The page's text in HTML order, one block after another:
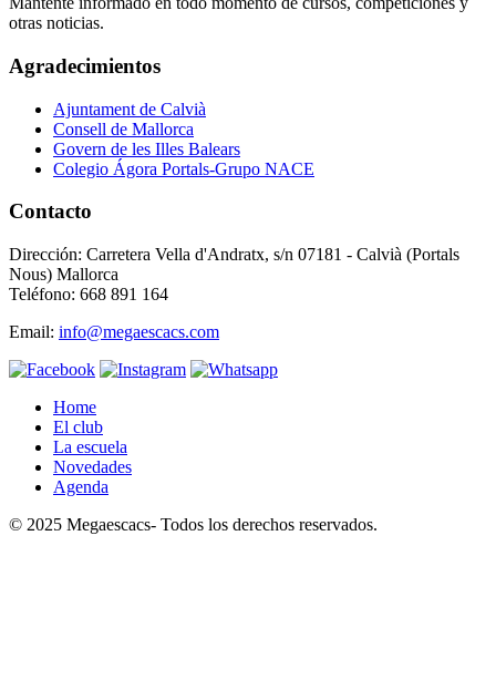
otras noticias.
Agradecimientos
Ajuntament de Calvià
Consell de Mallorca
Govern de les Illes Balears
Colegio Ágora Portals-Grupo NACE
Contacto
Dirección: Carretera Vella d'Andratx, s/n 07181 - Calvià (Portals
Nous) Mallorca
Teléfono: 668 891 164
Email: info@megaescacs.com
Home
El club
La escuela
Novedades
Agenda
© 2025 Megaescacs- Todos los derechos reservados.